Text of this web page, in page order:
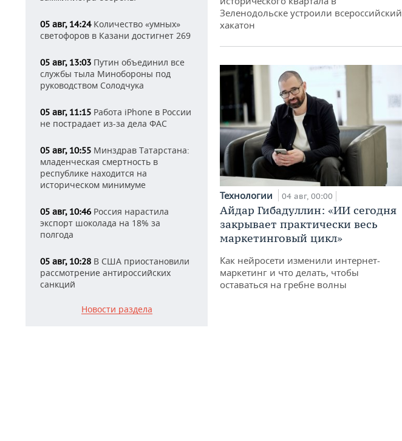
05 авг, 14:24Количество «умных»
светофоров в Казани достигнет 269
05 авг, 13:03 Путин объединил все
службы тыла Минобороны под
руководством Солодчука
05 авг, 11:15 Работа iPhone в России
не пострадает из-за дела ФАС
05 авг, 10:55 Минздрав Татарстана:
младенческая смертность в
республике находится на
историческом минимуме
05 авг, 10:46 Россия нарастила
экспорт шоколада на 18% за
полгода
05 авг, 10:28 В США приостановили
рассмотрение антироссийских
санкций
Новости раздела
Зеленодольске устроили всероссийский
хакатон
Технологии 04 авг, 00:00
Айдар Гибадуллин: «ИИ сегодня
закрывает практически весь
маркетинговый цикл»
Как нейросети изменили интернет-
маркетинг и что делать, чтобы
оставаться на гребне волны